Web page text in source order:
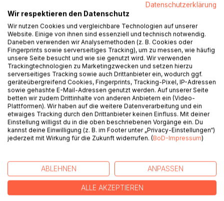
deep into the heart of the Arabian desert. As they uncover
the secrets of the Obsidian Guild, Holmes and Watson find
themselves entangled in a mystery that spans centuries,
threatens empires, and reveals the timeless bond between
man and horse.
Joined by an extraordinary team - the enigmatic Dr Amal
El-Sharif, the determined Princess Liyana Sultan, the skilled
craftsman Adrien d'Arcy, and the horse-whispering Khalid
Al-Fahmi - our intrepid duo must decipher cryptic scrolls,
navigate treacherous alliances, and confront an enemy as
old as civilisation itself. With each hoofbeat, the line
between myth and reality blurs, and the stakes race ever
higher.
In a quest that intertwines the fate of nations with the
legacy of legendary steeds, Holmes will be tested as
never before. Can logic and reason prevail against forces
that defy explanation? Or will the legendary detective finally
Datenschutzerklärung
Wir respektieren den Datenschutz
Wir nutzen Cookies und vergleichbare Technologien auf unserer
Website. Einige von ihnen sind essenziell und technisch notwendig.
Daneben verwenden wir Analysemethoden (z. B. Cookies oder
Fingerprints sowie serverseitiges Tracking), um zu messen, wie häufig
unsere Seite besucht und wie sie genutzt wird. Wir verwenden
Trackingtechnologien zu Marketingzwecken und setzen hierzu
serverseitiges Tracking sowie auch Drittanbieter ein, wodurch ggf.
geräteübergreifend Cookies, Fingerprints, Tracking-Pixel, IP-Adressen
sowie gehashte E-Mail-Adressen genutzt werden. Auf unserer Seite
betten wir zudem Drittinhalte von anderen Anbietern ein (Video-
Plattformen). Wir haben auf die weitere Datenverarbeitung und ein
etwaiges Tracking durch den Drittanbieter keinen Einfluss. Mit deiner
Einstellung willigst du in die oben beschriebenen Vorgänge ein. Du
kannst deine Einwilligung (z. B. im Footer unter „Privacy-Einstellungen“)
jederzeit mit Wirkung für die Zukunft widerrufen. (BoD-Impressum)
ABLEHNEN ANPASSEN
ALLE AKZEPTIEREN